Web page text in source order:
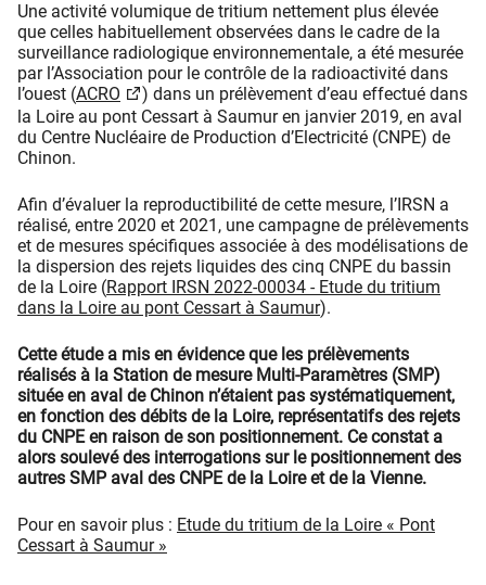
Une activité volumique de tritium nettement plus élevée
que celles habituellement observées dans le cadre de la
surveillance radiologique environnementale, a été mesurée
par l’Association pour le contrôle de la radioactivité dans
l’ouest (ACRO
) dans un prélèvement d’eau effectué dans
la Loire au pont Cessart à Saumur en janvier 2019, en aval
du Centre Nucléaire de Production d’Electricité (CNPE) de
Chinon.
Afin d’évaluer la reproductibilité de cette mesure, l’IRSN a
réalisé, entre 2020 et 2021, une campagne de prélèvements
et de mesures spécifiques associée à des modélisations de
la dispersion des rejets liquides des cinq CNPE du bassin
de la Loire (Rapport IRSN 2022-00034 - Etude du tritium
dans la Loire au pont Cessart à Saumur).
Cette étude a mis en évidence que les prélèvements
réalisés à la Station de mesure Multi-Paramètres (SMP)
située en aval de Chinon n’étaient pas systématiquement,
en fonction des débits de la Loire, représentatifs des rejets
du CNPE en raison de son positionnement. Ce constat a
alors soulevé des interrogations sur le positionnement des
autres SMP aval des CNPE de la Loire et de la Vienne.
Pour en savoir plus : Etude du tritium de la Loire « Pont
Cessart à Saumur »